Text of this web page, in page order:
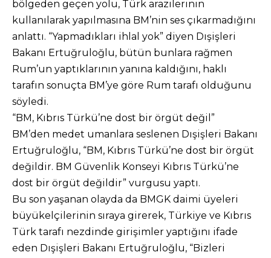
bölgeden geçen yolu, Türk arazilerinin
kullanılarak yapılmasına BM’nin ses çıkarmadığını
anlattı. “Yapmadıkları ihlal yok” diyen Dışişleri
Bakanı Ertuğruloğlu, bütün bunlara rağmen
Rum’un yaptıklarının yanına kaldığını, haklı
tarafın sonuçta BM’ye göre Rum tarafı olduğunu
söyledi.
“BM, Kıbrıs Türkü’ne dost bir örgüt değil”
BM’den medet umanlara seslenen Dışişleri Bakanı
Ertuğruloğlu, “BM, Kıbrıs Türkü’ne dost bir örgüt
değildir. BM Güvenlik Konseyi Kıbrıs Türkü’ne
dost bir örgüt değildir” vurgusu yaptı.
Bu son yaşanan olayda da BMGK daimi üyeleri
büyükelçilerinin sıraya girerek, Türkiye ve Kıbrıs
Türk tarafı nezdinde girişimler yaptığını ifade
eden Dışişleri Bakanı Ertuğruloğlu, “Bizleri